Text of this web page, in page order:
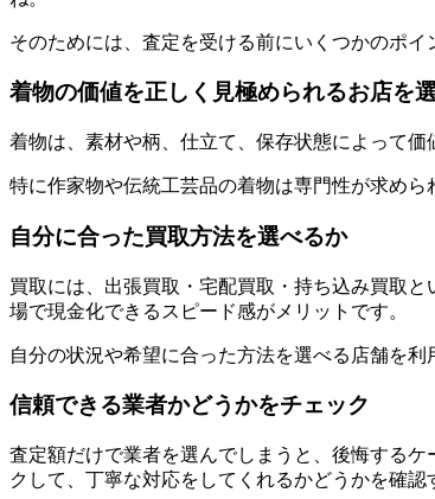
そのためには、査定を受ける前にいくつかのポ
着物の価値を正しく見極められるお店を
着物は、素材や柄、仕立て、保存状態によって
特に作家物や伝統工芸品の着物は専門性が求め
自分に合った買取方法を選べるか
買取には、出張買取・宅配買取・持ち込み買取
場で現金化できるスピード感がメリットです。
自分の状況や希望に合った方法を選べる店舗を
信頼できる業者かどうかをチェック
査定額だけで業者を選んでしまうと、後悔する
クして、丁寧な対応をしてくれるかどうかを確認